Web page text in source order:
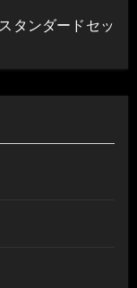
タンダードセッ